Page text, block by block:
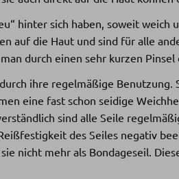
hinter sich haben, soweit
auf die Haut und sind für alle
durch einen sehr kurzen Pinsel
ihre regelmäßige
eine fast schon seidige
sind alle Seile
des Seiles negativ
nicht mehr als Bondageseil.